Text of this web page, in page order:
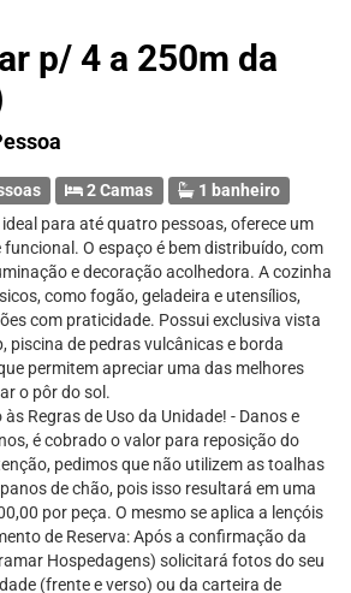
p/ 4 a 250m da
2 Camas
1 banheiro
para até quatro pessoas, oferece um
O espaço é bem distribuído, com
e decoração acolhedora. A cozinha
como fogão, geladeira e utensílios,
com praticidade. Possui exclusiva vista
piscina de pedras vulcânicas e borda
permitem apreciar uma das melhores
o pôr do sol.
às Regras de Uso da Unidade! - Danos e
é cobrado o valor para reposição do
pedimos que não utilizem as toalhas
de chão, pois isso resultará em uma
por peça. O mesmo se aplica a lençóis
de Reserva: Após a confirmação da
Hospedagens) solicitará fotos do seu
(frente e verso) ou da carteira de